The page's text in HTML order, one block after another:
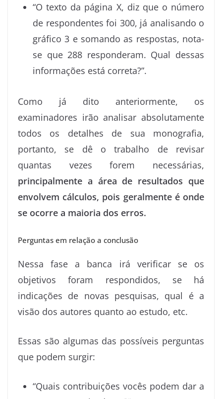
“O texto da página X, diz que o número
de respondentes foi 300, já analisando o
gráfico 3 e somando as respostas, nota-
se que 288 responderam. Qual dessas
informações está correta?”.
Como já dito anteriormente, os
examinadores irão analisar absolutamente
todos os detalhes de sua monografia,
portanto, se dê o trabalho de revisar
quantas vezes forem necessárias,
principalmente a área de resultados que
envolvem cálculos, pois geralmente é onde
se ocorre a maioria dos erros.
Perguntas em relação a conclusão
Nessa fase a banca irá verificar se os
objetivos foram respondidos, se há
indicações de novas pesquisas, qual é a
visão dos autores quanto ao estudo, etc.
Essas são algumas das possíveis perguntas
que podem surgir:
“Quais contribuições vocês podem dar a